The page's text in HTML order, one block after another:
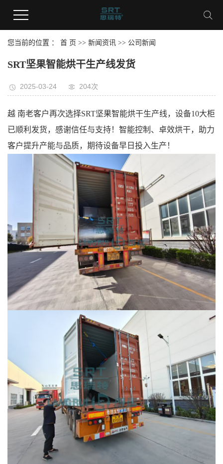
您当前的位置 ： 首 页 >> 新闻资讯 >> 公司新闻
SRT坚果智能烘干生产线发货
2025-03-24 204次
越 南老客户再次选择SRT坚果智能烘干生产线，设备10大柜
已顺利发货，感谢信任与支持！智能控制、卓效烘干，助力
客户提升产能与品质，期待设备早日投入生产！